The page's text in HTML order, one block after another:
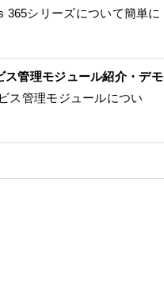
シリーズについて簡単に
管理モジュール紹介・デモ
ス管理モジュールについ